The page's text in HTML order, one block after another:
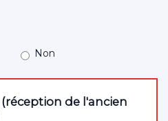
Non
de l'ancien